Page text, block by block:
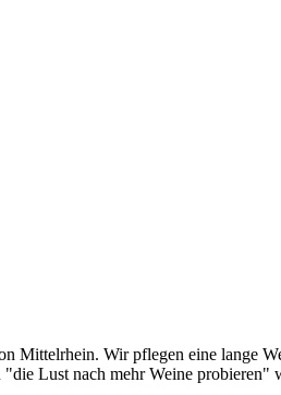
Mittelrhein. Wir pflegen eine lange
Lust nach mehr Weine probieren"